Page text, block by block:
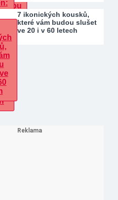
7 ikonických kousků,
které vám budou slušet
ve 20 i v 60 letech